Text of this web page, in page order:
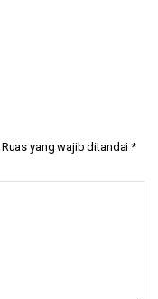
Ruas yang wajib ditandai*